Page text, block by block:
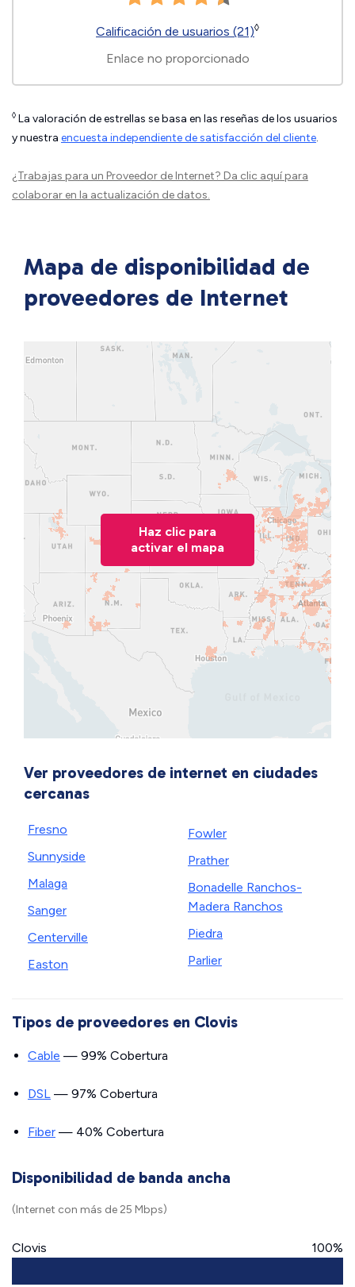
Calificación de usuarios (21)◊
Enlace no proporcionado
◊ La valoración de estrellas se basa en las reseñas de los usuarios
y nuestra encuesta independiente de satisfacción del cliente.
¿Trabajas para un Proveedor de Internet? Da clic aquípara
colaborar en la actualización de datos.
Mapa de disponibilidad de
proveedores de Internet
Haz clic para
activar el mapa
Ver proveedores de internet en ciudades
cercanas
Fresno
Sunnyside
Malaga
Sanger
Centerville
Easton
Fowler
Prather
Bonadelle Ranchos-
Madera Ranchos
Piedra
Parlier
Tipos de proveedores en Clovis
Cable — 99% Cobertura
DSL — 97% Cobertura
Fiber — 40% Cobertura
Disponibilidad de banda ancha
(Internet con más de 25 Mbps)
Clovis 100%